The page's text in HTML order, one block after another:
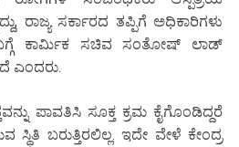
ರಾಜ್ಯ ಸರ್ಕಾರದ ತಪ್ಪಿಗೆ ಅಧಿಕಾರಿಗಳು
ಕಾರ್ಮಿಕ ಸಚಿವ ಸಂತೋಷ್ ಲಾಡ್
ಎಂದರು.
ಪಾವತಿಸಿ ಸೂಕ್ತ ಕ್ರಮ ಕೈಗೊಂಡಿದ್ದರೆ
ಬರುತ್ತಿರಲಿಲ್ಲ. ಇದೇ ವೇಳೆ ಕೇಂದ್ರ